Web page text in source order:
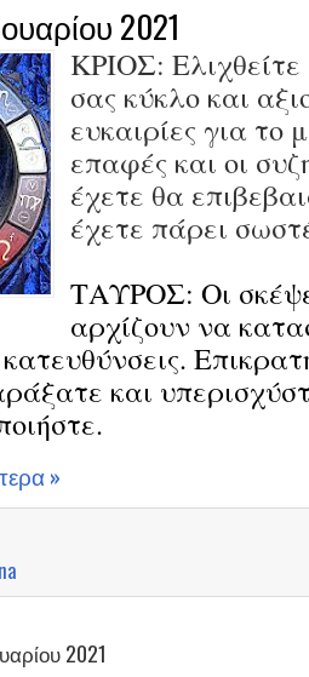
2021
ΚΡΙΟΣ:
σας κύκλο και
ευκαιρίες για το
επαφές και οι
έχετε θα
έχετε πάρει
ΤΑΥΡΟΣ: Οι
αρχίζουν να
και
»
2021